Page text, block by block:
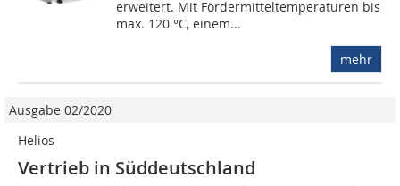
erweitert. Mit Förder­mittel­temperaturen bis
max. 120 °C, einem...
mehr
Ausgabe 02/2020
Helios
Vertrieb in Süddeutschland